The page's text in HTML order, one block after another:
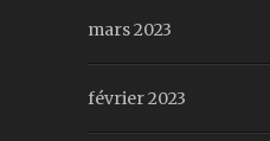
mars 2023
février 2023